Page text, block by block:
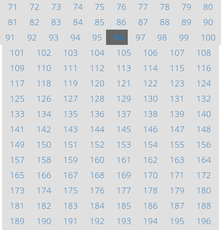
71
72 73 74 75 76 77 78 79
80
81
82 83 84 85 86 87 88 89
90
91
92 93 94 95 96 97 98 99
100
101
102 103 104 105 106 107
108
109
110 111 112 113 114 115
116
117
118 119 120 121 122 123
124
125
126 127 128 129 130 131
132
133
134 135 136 137 138 139
140
141
142 143 144 145 146 147
148
149
150 151 152 153 154 155
156
157
158 159 160 161 162 163
164
165
166 167 168 169 170 171
172
173
174 175 176 177 178 179
180
181
182 183 184 185 186 187
188
189
190 191 192 193 194 195
196